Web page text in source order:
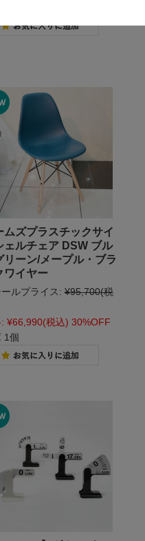
個
ムズプラスチックサイ
ェルチェア DSW ブル
リーン/メープル・ブラ
ワイヤー
ールプライス: ¥95,700(税
¥66,990(税込) 30%OFF
1個